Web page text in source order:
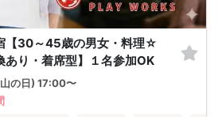
【30～45歳の男女・料理☆
あり・着席型】１名参加OK
の日) 17:00〜